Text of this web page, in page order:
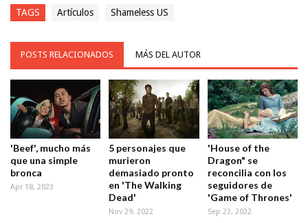
TAGS Artículos Shameless US
POSTS RELACIONADOS MÁS DEL AUTOR
'Beef', mucho más
que una simple
bronca
Apr 18, 2023
5 personajes que
murieron
demasiado pronto
en 'The Walking
Dead'
Nov 29, 2022
'House of the
Dragon" se
reconcilia con los
seguidores de
'Game of Thrones'
Sep 23, 2022